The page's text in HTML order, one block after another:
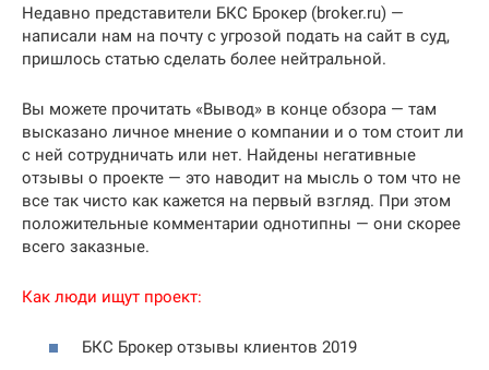
Недавно представители БКС Брокер (broker.ru) —
написали нам на почту с угрозой подать на сайт в суд,
пришлось статью сделать более нейтральной.
Вы можете прочитать «Вывод» в конце обзора — там
высказано личное мнение о компании и о том стоит ли
с ней сотрудничать или нет. Найдены негативные
отзывы о проекте — это наводит на мысль о том что не
все так чисто как кажется на первый взгляд. При этом
положительные комментарии однотипны — они скорее
всего заказные.
Как люди ищут проект:
БКС Брокер отзывы клиентов 2019